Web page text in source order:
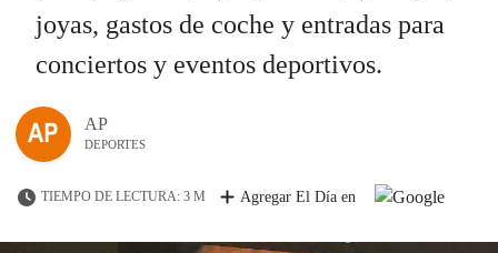
joyas, gastos de coche y entradas para
conciertos y eventos deportivos.
AP
DEPORTES
TIEMPO DE LECTURA: 3 M Agregar El Día en